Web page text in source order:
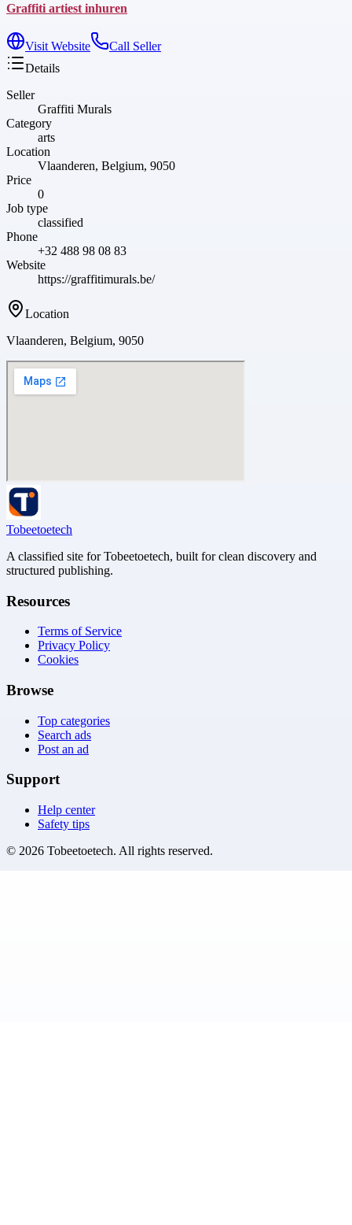
Graffiti artiest inhuren
Visit Website
Call Seller
Details
Seller
Graffiti Murals
Category
arts
Location
Vlaanderen, Belgium, 9050
Price
0
Job type
classified
Phone
+32 488 98 08 83
Website
https://graffitimurals.be/
Location
Vlaanderen, Belgium, 9050
Tobeetoetech
A classified site for Tobeetoetech, built for clean discovery and
structured publishing.
Resources
Terms of Service
Privacy Policy
Cookies
Browse
Top categories
Search ads
Post an ad
Support
Help center
Safety tips
© 2026 Tobeetoetech. All rights reserved.